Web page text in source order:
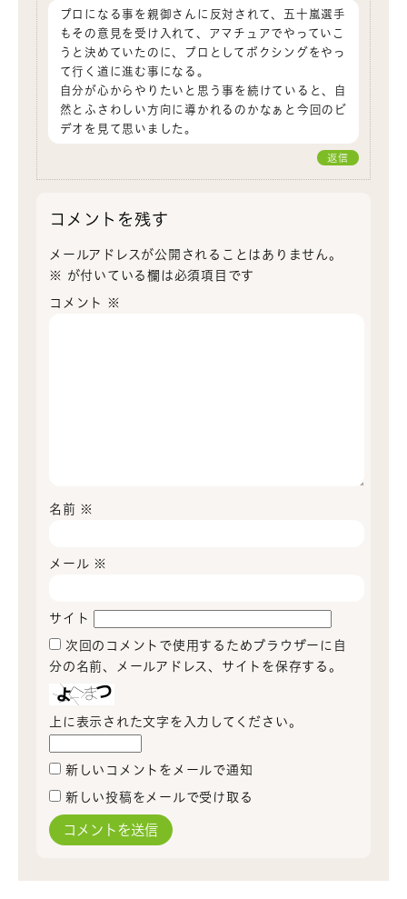
プロになる事を親御さんに反対されて、五十嵐選手
もその意見を受け入れて、アマチュアでやっていこ
うと決めていたのに、プロとしてボクシングをやっ
て行く道に進む事になる。
自分が心からやりたいと思う事を続けていると、自
然とふさわしい方向に導かれるのかなぁと今回のビ
デオを見て思いました。
返信
コメントを残す
メールアドレスが公開されることはありません。
※
が付いている欄は必須項目です
コメント ※
名前 ※
メール ※
サイト
次回のコメントで使用するためブラウザーに自
分の名前、メールアドレス、サイトを保存する。
上に表示された文字を入力してください。
新しいコメントをメールで通知
新しい投稿をメールで受け取る